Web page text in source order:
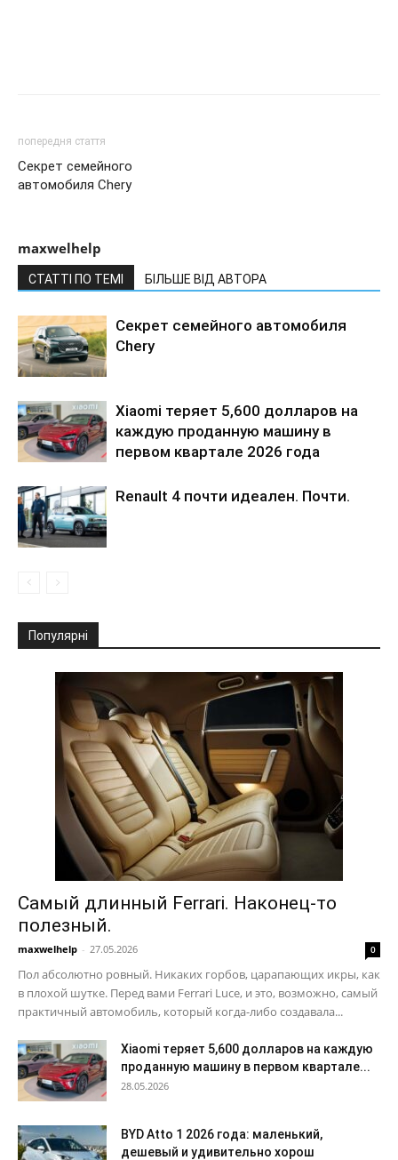
попередня стаття
Секрет семейного
автомобиля Chery
maxwelhelp
СТАТТІ ПО ТЕМІ БІЛЬШЕ ВІД АВТОРА
Секрет семейного автомобиля
Chery
Xiaomi теряет 5,600 долларов на
каждую проданную машину в
первом квартале 2026 года
Renault 4 почти идеален. Почти.
Популярні
Самый длинный Ferrari. Наконец-то
полезный.
maxwelhelp - 27.05.2026 0
Пол абсолютно ровный. Никаких горбов, царапающих икры, как
в плохой шутке. Перед вами Ferrari Luce, и это, возможно, самый
практичный автомобиль, который когда-либо создавала...
Xiaomi теряет 5,600 долларов на каждую
проданную машину в первом квартале...
28.05.2026
BYD Atto 1 2026 года: маленький,
дешевый и удивительно хорош